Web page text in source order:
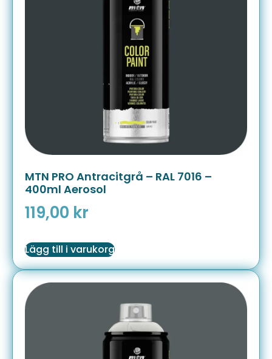
MTN PRO Antracitgrå – RAL 7016 –
400ml Aerosol
119,00 kr
Lägg till i varukorg